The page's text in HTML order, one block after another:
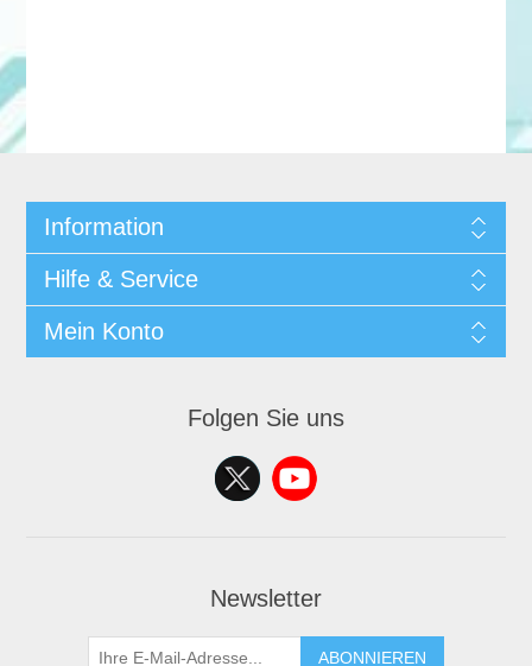
Information
Hilfe & Service
Mein Konto
Folgen Sie uns
Newsletter
ABONNIEREN